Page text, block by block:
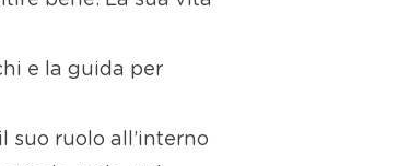
e la guida per
suo ruolo all’interno